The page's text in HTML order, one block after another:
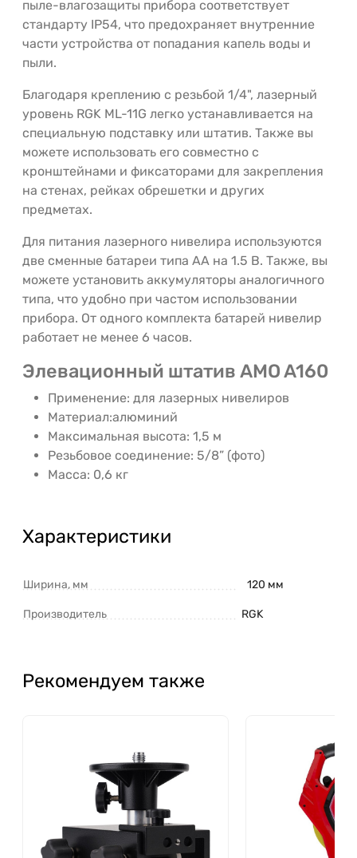
пыле-влагозащиты прибора соответствует
стандарту IP54, что предохраняет внутренние
части устройства от попадания капель воды и
пыли.
Благодаря креплению с резьбой 1/4", лазерный
уровень RGK ML-11G легко устанавливается на
специальную подставку или штатив. Также вы
можете использовать его совместно с
кронштейнами и фиксаторами для закрепления
на стенах, рейках обрешетки и других
предметах.
Для питания лазерного нивелира используются
две сменные батареи типа АА на 1.5 В. Также, вы
можете установить аккумуляторы аналогичного
типа, что удобно при частом использовании
прибора. От одного комплекта батарей нивелир
работает не менее 6 часов.
Элевационный штатив AMO A160
Применение: для лазерных нивелиров
Материал:алюминий
Максимальная высота: 1,5 м
Резьбовое соединение: 5/8” (фото)
Масса: 0,6 кг
Характеристики
Ширина, мм 120 мм
Производитель RGK
Рекомендуем также